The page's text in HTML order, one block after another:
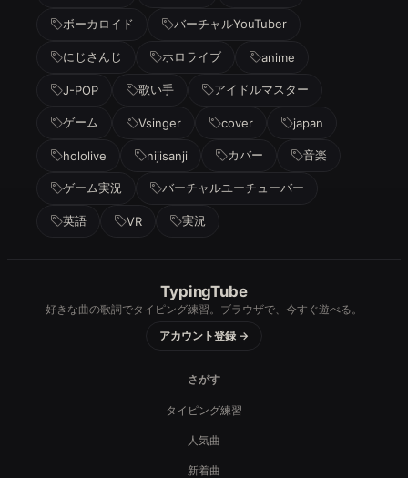
ボーカロイド バーチャルYouTuber
にじさんじ ホロライブ anime
J-POP 歌い手 アイドルマスター
ゲーム Vsinger cover japan
hololive nijisanji カバー 音楽
ゲーム実況 バーチャルユーチューバー
英語 VR 実況
TypingTube
好きな曲の歌詞でタイピング練習。ブラウザで、今すぐ遊べる。
アカウント登録 →
さがす
タイピング練習
人気曲
新着曲